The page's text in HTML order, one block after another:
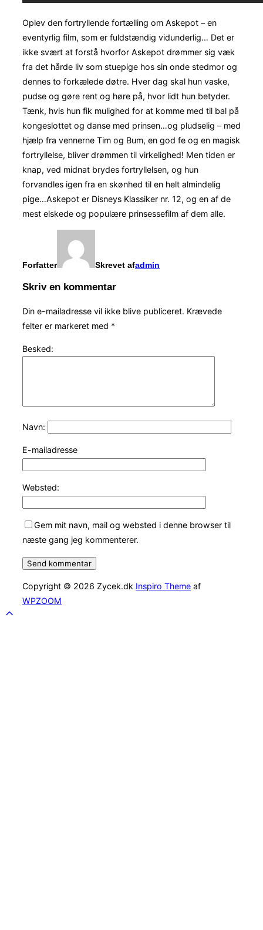
Oplev den fortryllende fortælling om Askepot – en
eventyrlig film, som er fuldstændig vidunderlig… Det er
ikke svært at forstå hvorfor Askepot drømmer sig væk
fra det hårde liv som stuepige hos sin onde stedmor og
dennes to forkælede døtre. Hver dag skal hun vaske,
pudse og gøre rent og høre på, hvor lidt hun betyder.
Tænk, hvis hun fik mulighed for at komme med til bal på
kongeslottet og danse med prinsen…og pludselig – med
hjælp fra vennerne Tim og Bum, en god fe og en magisk
fortryllelse, bliver drømmen til virkelighed! Men tiden er
knap, ved midnat brydes fortryllelsen, og hun
forvandles igen fra en skønhed til en helt almindelig
pige…Askepot er Disneys Klassiker nr. 12, og en af de
mest elskede og populære prinsessefilm af dem alle.
Forfatter Skrevet afadmin
Skriv en kommentar
Din e-mailadresse vil ikke blive publiceret. Krævede
felter er markeret med *
Besked:
Navn:
E-mailadresse
Websted:
Gem mit navn, mail og websted i denne browser til
næste gang jeg kommenterer.
Copyright © 2026 Zycek.dk Inspiro Theme af
WPZOOM